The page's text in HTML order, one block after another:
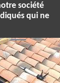
société
qui ne